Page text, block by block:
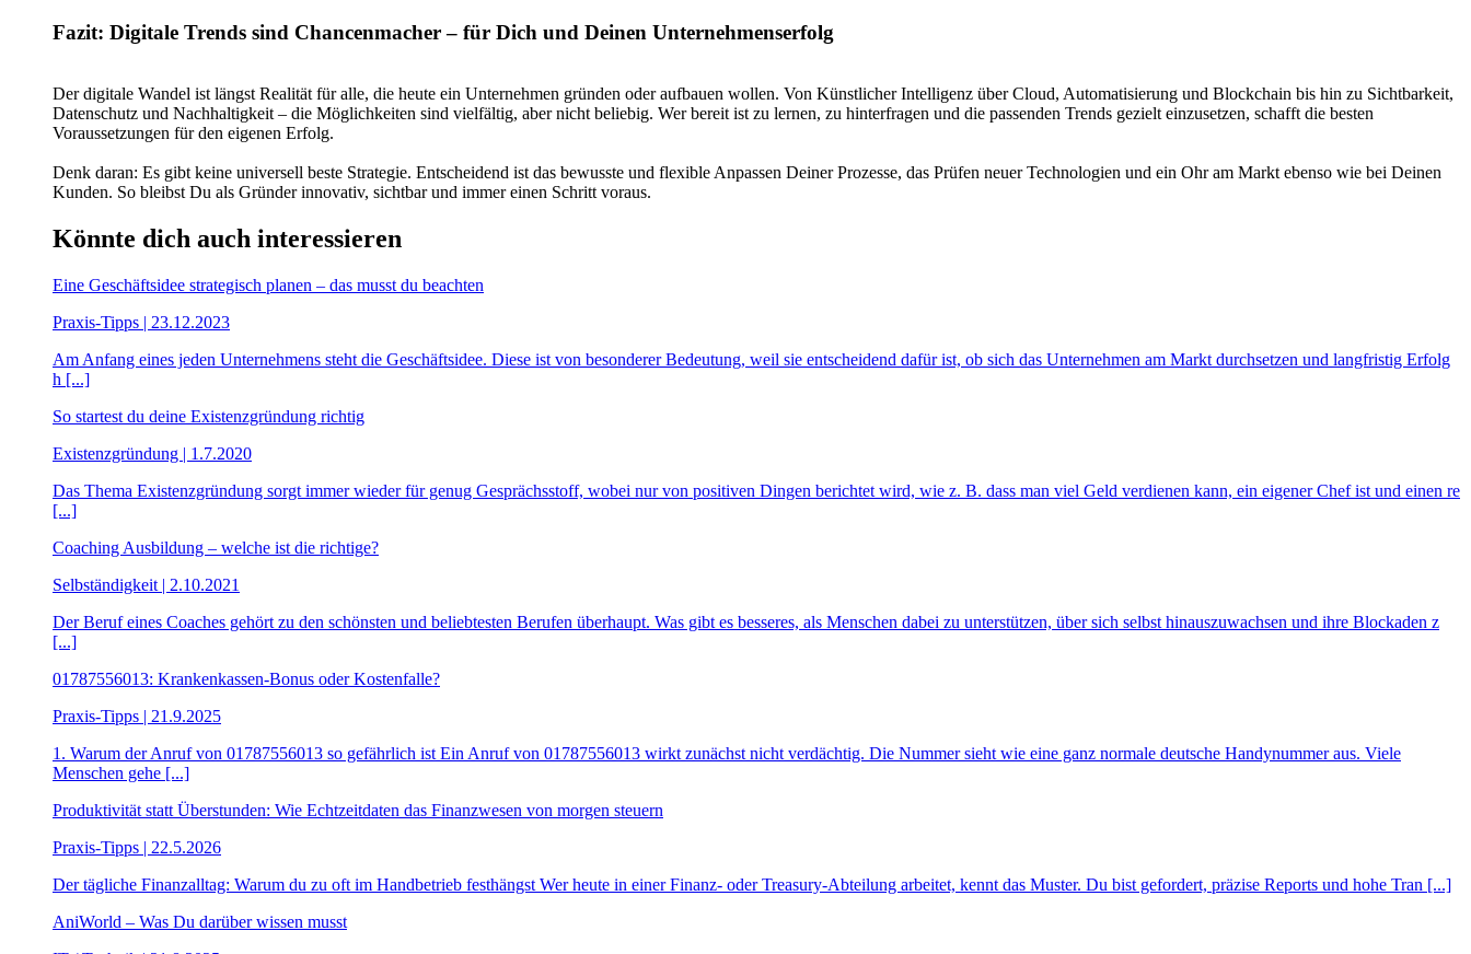
Fazit: Digitale Trends sind Chancenmacher – für Dich und Deinen Unternehmenserfolg
Der digitale Wandel ist längst Realität für alle, die heute ein Unternehmen gründen oder aufbauen wollen. Von Künstlicher Intelligenz über Cloud, Automatisierung und Blockchain bis hin zu Sichtbarkeit,
Datenschutz und Nachhaltigkeit – die Möglichkeiten sind vielfältig, aber nicht beliebig. Wer bereit ist zu lernen, zu hinterfragen und die passenden Trends gezielt einzusetzen, schafft die besten
Voraussetzungen für den eigenen Erfolg.
Denk daran: Es gibt keine universell beste Strategie. Entscheidend ist das bewusste und flexible Anpassen Deiner Prozesse, das Prüfen neuer Technologien und ein Ohr am Markt ebenso wie bei Deinen
Kunden. So bleibst Du als Gründer innovativ, sichtbar und immer einen Schritt voraus.
Könnte dich auch interessieren
Eine Geschäftsidee strategisch planen – das musst du beachten
Praxis-Tipps | 23.12.2023
Am Anfang eines jeden Unternehmens steht die Geschäftsidee. Diese ist von besonderer Bedeutung, weil sie entscheidend dafür ist, ob sich das Unternehmen am Markt durchsetzen und langfristig Erfolg
h [...]
So startest du deine Existenzgründung richtig
Existenzgründung | 1.7.2020
Das Thema Existenzgründung sorgt immer wieder für genug Gesprächsstoff, wobei nur von positiven Dingen berichtet wird, wie z. B. dass man viel Geld verdienen kann, ein eigener Chef ist und einen re
[...]
Coaching Ausbildung – welche ist die richtige?
Selbständigkeit | 2.10.2021
Der Beruf eines Coaches gehört zu den schönsten und beliebtesten Berufen überhaupt. Was gibt es besseres, als Menschen dabei zu unterstützen, über sich selbst hinauszuwachsen und ihre Blockaden z
[...]
01787556013: Krankenkassen-Bonus oder Kostenfalle?
Praxis-Tipps | 21.9.2025
1. Warum der Anruf von 01787556013 so gefährlich ist Ein Anruf von 01787556013 wirkt zunächst nicht verdächtig. Die Nummer sieht wie eine ganz normale deutsche Handynummer aus. Viele
Menschen gehe [...]
Produktivität statt Überstunden: Wie Echtzeitdaten das Finanzwesen von morgen steuern
Praxis-Tipps | 22.5.2026
Der tägliche Finanzalltag: Warum du zu oft im Handbetrieb festhängst Wer heute in einer Finanz- oder Treasury-Abteilung arbeitet, kennt das Muster. Du bist gefordert, präzise Reports und hohe Tran [...]
AniWorld – Was Du darüber wissen musst